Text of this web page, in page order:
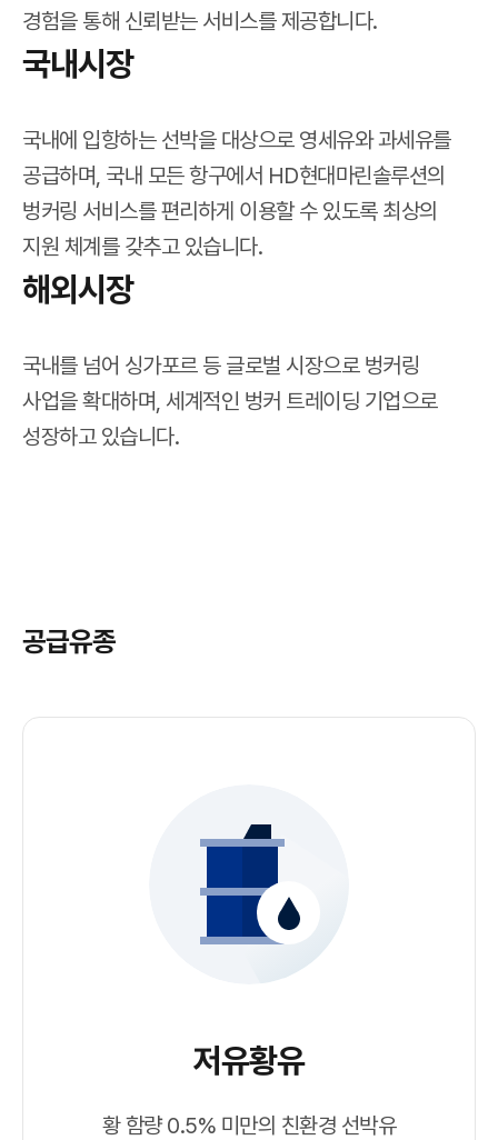
경험을 통해 신뢰받는 서비스를 제공합니다.
국내시장
국내에 입항하는 선박을 대상으로 영세유와 과세유를
공급하며, 국내 모든 항구에서 HD현대마린솔루션의
벙커링 서비스를 편리하게 이용할 수 있도록 최상의
지원 체계를 갖추고 있습니다.
해외시장
국내를 넘어 싱가포르 등 글로벌 시장으로 벙커링
사업을 확대하며, 세계적인 벙커 트레이딩 기업으로
성장하고 있습니다.
공급유종
저유황유
황 함량 0.5% 미만의 친환경 선박유